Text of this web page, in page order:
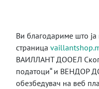
Ви благодариме што ја
страница
ВАИЛЛАНТ ДООЕЛ
податоци“ и ВЕНДОР
обезбедувач на веб